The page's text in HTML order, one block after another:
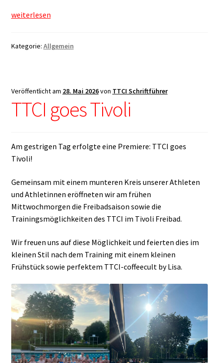
Ein
Erlebnisse
weiterlesen
Kategorie: Allgemein
Veröffentlicht am 28. Mai 2026von TTCI Schriftführer
TTCI goes Tivoli
Am gestrigen Tag erfolgte eine Premiere: TTCI goes
Tivoli!
Gemeinsam mit einem munteren Kreis unserer Athleten
und Athletinnen eröffneten wir am frühen
Mittwochmorgen die Freibadsaison sowie die
Trainingsmöglichkeiten des TTCI im Tivoli Freibad.
Wir freuen uns auf diese Möglichkeit und feierten dies im
kleinen Stil nach dem Training mit einem kleinen
Frühstück sowie perfektem TTCI-coffeecult by Lisa.